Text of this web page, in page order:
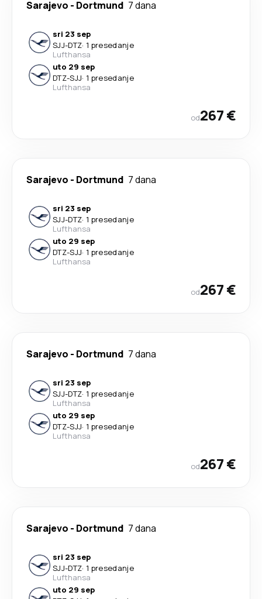
Sarajevo - Dortmund 7 dana
sri 23 sep
SJJ-DTZ· 1 presedanje
Lufthansa
uto 29 sep
DTZ-SJJ· 1 presedanje
Lufthansa
od267 €
Sarajevo - Dortmund 7 dana
sri 23 sep
SJJ-DTZ· 1 presedanje
Lufthansa
uto 29 sep
DTZ-SJJ· 1 presedanje
Lufthansa
od267 €
Sarajevo - Dortmund 7 dana
sri 23 sep
SJJ-DTZ· 1 presedanje
Lufthansa
uto 29 sep
DTZ-SJJ· 1 presedanje
Lufthansa
od267 €
Sarajevo - Dortmund 7 dana
sri 23 sep
SJJ-DTZ· 1 presedanje
Lufthansa
uto 29 sep